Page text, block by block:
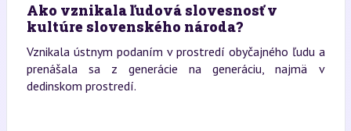
Ako vznikala ľudová slovesnosť v
kultúre slovenského národa?
Vznikala ústnym podaním v prostredí obyčajného ľudu a
prenášala sa z generácie na generáciu, najmä v
dedinskom prostredí.